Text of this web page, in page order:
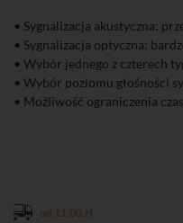
• Sygnalizacja akustyczna:
• Sygnalizacja optyczna:
• Wybór jednego z czterech
• Wybór poziomu głośności
• Możliwość ograniczenia
• Wewnętrzna osłona z
• Możliwość pracy z
bardzo dużą wytrzymałością
od 11,00 zł